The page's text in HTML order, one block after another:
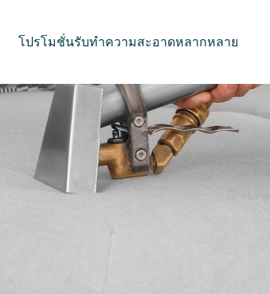
โปรโมชั่นรับทำความสะอาดหลากหลาย
Home